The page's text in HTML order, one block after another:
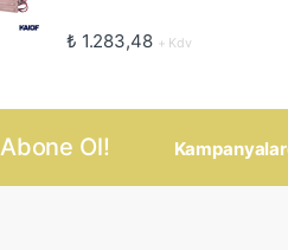
₺ 1.283,48 + Kdv
Abone Ol!